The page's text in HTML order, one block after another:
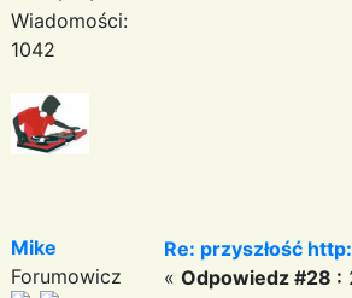
Wiadomości:
1042
Mike
Forumowicz
Re: przyszłość
« Odpowiedz #28 :